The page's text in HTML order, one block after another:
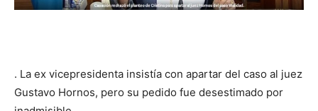
Verdad
es
. La ex vicepresidenta insistía con apartar del caso al juez
Gustavo Hornos, pero su pedido fue desestimado por